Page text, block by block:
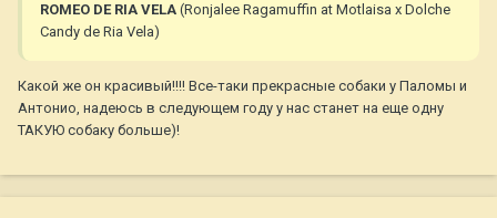
ROMEO DE RIA VELA (Ronjalee Ragamuffin at Motlaisa х Dolche
Candy de Ria Vela)
Какой же он красивый!!!! Все-таки прекрасные собаки у Паломы и
Антонио, надеюсь в следующем году у нас станет на еще одну
ТАКУЮ собаку больше)!